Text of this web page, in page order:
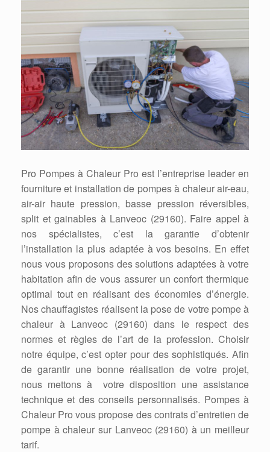
Pro Pompes à Chaleur Pro est l’entreprise leader en
fourniture et installation de pompes à chaleur air-eau,
air-air haute pression, basse pression réversibles,
split et gainables à Lanveoc (29160). Faire appel à
nos spécialistes, c’est la garantie d’obtenir
l’installation la plus adaptée à vos besoins. En effet
nous vous proposons des solutions adaptées à votre
habitation afin de vous assurer un confort thermique
optimal tout en réalisant des économies d’énergie.
Nos chauffagistes réalisent la pose de votre pompe à
chaleur à Lanveoc (29160) dans le respect des
normes et règles de l’art de la profession. Choisir
notre équipe, c’est opter pour des sophistiqués. Afin
de garantir une bonne réalisation de votre projet,
nous mettons à votre disposition une assistance
technique et des conseils personnalisés. Pompes à
Chaleur Pro vous propose des contrats d’entretien de
pompe à chaleur sur Lanveoc (29160) à un meilleur
tarif.